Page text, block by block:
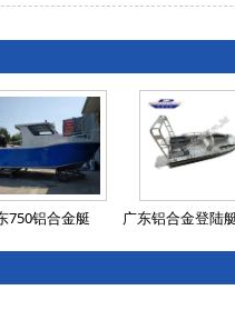
750铝合金艇 广东铝合金登陆